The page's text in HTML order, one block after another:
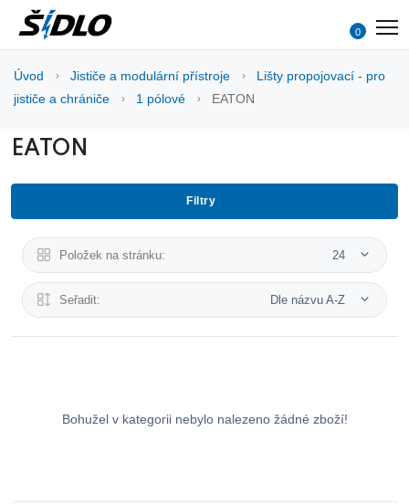
0
Úvod Jističe a modulární přístroje
Lišty propojovací - pro
jističe a chrániče
1 pólové EATON
EATON
Filtry
Položek na stránku: 24
Seřadit: Dle názvu A-Z
Bohužel v kategorii nebylo nalezeno žádné zboží!